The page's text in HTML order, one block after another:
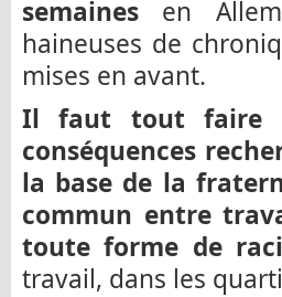
semaines en
haineuses de
mises en avant.
Il faut tout faire
conséquences
la base de la
commun entre
toute forme de
travail, dans les